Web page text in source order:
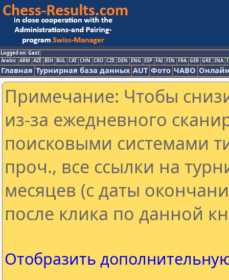
Logged on: Gast
Arabic ARM AZE BIH BUL CAT CHN CRO CZE DEN ENG ESP FAI FIN FRA GER GRE INA
Главная Турнирная база данных AUT Фото ЧАВО
Примечание: Чтобы
из-за ежедневного
поисковыми системами
проч., все ссылки на
месяцев (с даты
после клика по данной
Отобразить